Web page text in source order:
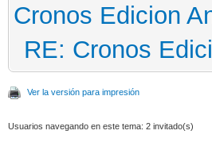
Cronos Edicion
RE: Cronos
Ver la versión para impresión
Usuarios navegando en este tema: 2 invitado(s)